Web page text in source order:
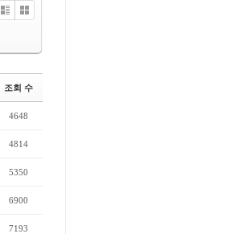
Zi
e
G
le
조회 수
4648
4814
5350
6900
7193